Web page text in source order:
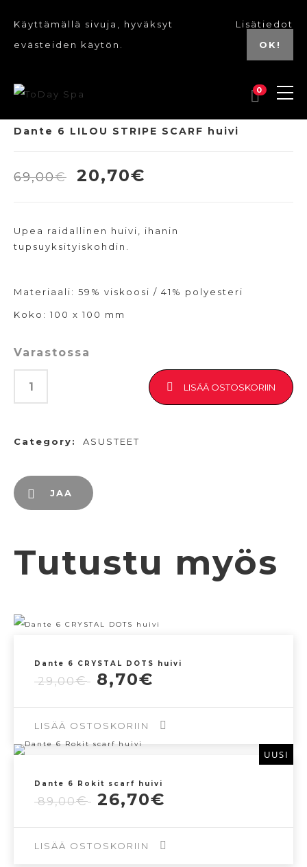
Käyttämällä sivuja, hyväksyt
evästeiden käytön.
Lisätiedot
OK!
0
Dante 6 LILOU STRIPE SCARF huivi
69,00€
Alkuperäinen
69,00€.
20,70€
20,70€.
Upea raidallinen huivi, ihanin
tupsuyksityiskohdin.
Materiaali: 59% viskoosi / 41% polyesteri
Koko: 100 x 100 mm
Varastossa
LISÄÄ OSTOSKORIIN
Category: ASUSTEET
JAA
Tutustu myös
Dante 6 CRYSTAL DOTS huivi
29,00€
Alkuperäinen
29,00€.
8,70€
8,70€.
LISÄÄ OSTOSKORIIN
UUSI
Dante 6 Rokit scarf huivi
89,00€
Alkuperäinen
89,00€.
26,70€
26,70€.
LISÄÄ OSTOSKORIIN